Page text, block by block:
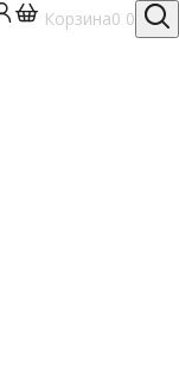
Корзина0 0